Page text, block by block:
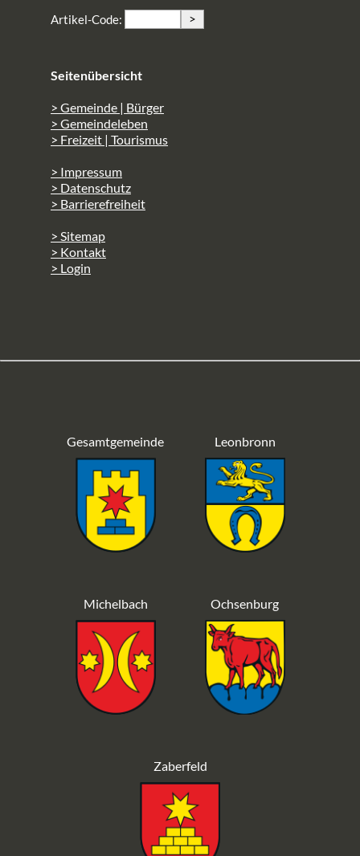
Artikel-Code: >
Seitenübersicht
> Gemeinde | Bürger
> Gemeindeleben
> Freizeit | Tourismus
> Impressum
> Datenschutz
> Barrierefreiheit
> Sitemap
> Kontakt
> Login
Gesamtgemeinde Leonbronn
Michelbach Ochsenburg
Zaberfeld